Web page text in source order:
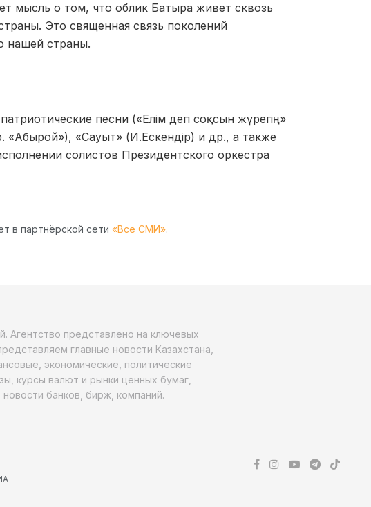
мысль о том, что облик Батыра живет сквозь
Это священная связь поколений
нашей страны.
песни («Елім деп соқсын жүрегің»
«Абырой»), «Сауыт» (И.Ескендір) и др., а также
солистов Президентского оркестра
в партнёрской сети «Все СМИ».
Агентство представлено на ключевых
главные новости Казахстана,
экономические, политические
курсы валют и рынки ценных бумаг,
банков, бирж, компаний.